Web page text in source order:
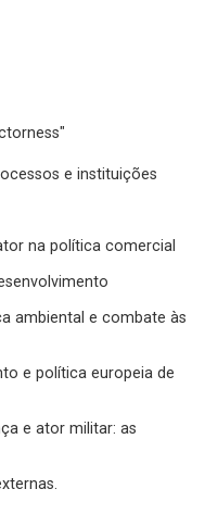
e instituições
na política comercial
ambiental e combate às
e política europeia de
e ator militar: as